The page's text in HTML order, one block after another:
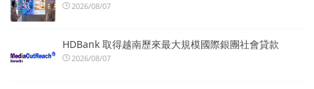
2026/08/07
HDBank 取得越南歷來最大規模國際銀團社會貸款
2026/08/07